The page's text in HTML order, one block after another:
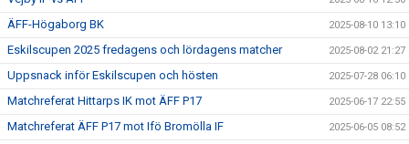
ÄFF-Högaborg BK 2025-08-10 13:10
Eskilscupen 2025 fredagens och lördagens matcher 2025-08-02 21:27
Uppsnack inför Eskilscupen och hösten 2025-07-28 06:10
Matchreferat Hittarps IK mot ÄFF P17 2025-06-17 22:55
Matchreferat ÄFF P17 mot Ifö Bromölla IF 2025-06-05 08:52